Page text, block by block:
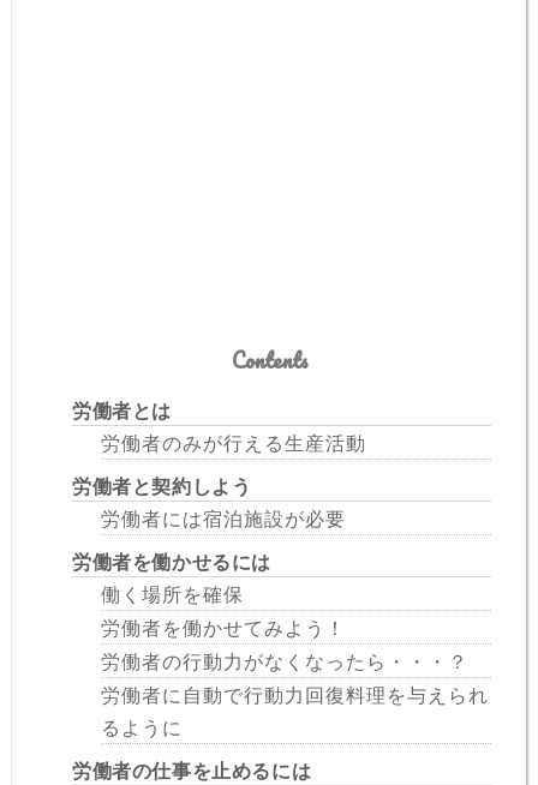
Contents
労働者とは
労働者のみが行える生産活動
労働者と契約しよう
労働者には宿泊施設が必要
労働者を働かせるには
働く場所を確保
労働者を働かせてみよう！
労働者の行動力がなくなったら・・・？
労働者に自動で行動力回復料理を与えられ
るように
労働者の仕事を止めるには